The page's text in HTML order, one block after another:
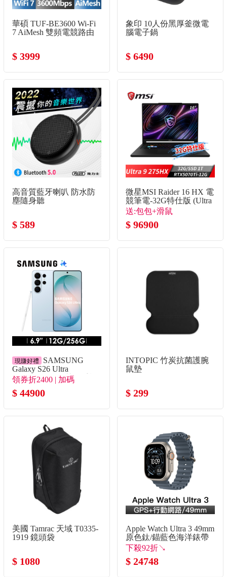
華碩 TUF-BE3600 Wi-Fi
7 AiMesh 雙頻電競路由
$ 3999
象印 10人份黑厚釜微電
腦電子鍋
$ 6490
高音質藍牙喇叭 防水防
塵隨身聽
$ 589
微星MSI Raider 16 HX 電
競筆電-32G特仕版 (Ultra
9 275HX/32G/1T
SSD/RTX5070Ti/Win11)
送:包包+滑鼠
$ 96900
現賺好禮
SAMSUNG
Galaxy S26 Ultra
12G/256G AI智慧型手機
漫遊藍
領券折2400 | 加碼
Bud4Pro+殼貼組+熱敷眼
$ 44900
INTOPIC 竹炭抗菌護腕
鼠墊
$ 299
美國 Tamrac 天域 T0335-
1919 鏡頭袋
$ 1080
Apple Watch Ultra 3 49mm
原色鈦/錨藍色海洋錶帶
下殺92折↘
$ 24748